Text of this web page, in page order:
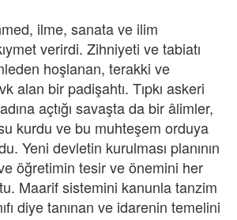
ilme, sanata ve ilim
verirdi. Zihniyeti ve tabiatı
hoşlanan, terakki ve
alan bir padişahtı. Tıpkı askeri
açtığı savaşta da bir âlimler,
kurdu ve bu muhteşem orduya
Yeni devletin kurulması planının
öğretimin tesir ve önemini her
Maarif sistemini kanunla tanzim
diye tanınan ve idarenin temelini